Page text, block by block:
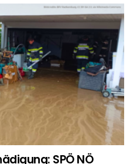
SPÖ NÖ